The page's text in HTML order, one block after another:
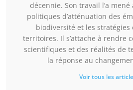
décennie. Son travail l’a
politiques d’atténuation des
biodiversité et les stratégies
territoires. Il s’attache à rendre
scientifiques et des réalités de
la réponse au
Voir tous les